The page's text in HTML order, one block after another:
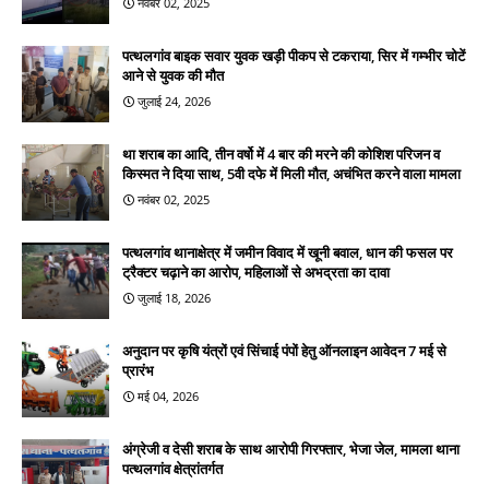
पत्थलगांव बाइक सवार युवक खड़ी पीकप से टकराया, सिर में गम्भीर चोटें
आने से युवक की मौत
जुलाई 24, 2026
था शराब का आदि, तीन वर्षो में 4 बार की मरने की कोशिश परिजन व
किस्मत ने दिया साथ, 5वी दफे में मिली मौत, अचंभित करने वाला मामला
नवंबर 02, 2025
पत्थलगांव थानाक्षेत्र में जमीन विवाद में खूनी बवाल, धान की फसल पर
ट्रैक्टर चढ़ाने का आरोप, महिलाओं से अभद्रता का दावा
जुलाई 18, 2026
अनुदान पर कृषि यंत्रों एवं सिंचाई पंपों हेतु ऑनलाइन आवेदन 7 मई से
प्रारंभ
मई 04, 2026
अंग्रेजी व देसी शराब के साथ आरोपी गिरफ्तार, भेजा जेल, मामला थाना
पत्थलगांव क्षेत्रांतर्गत